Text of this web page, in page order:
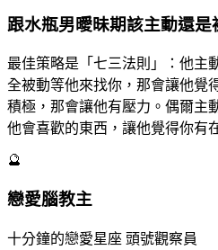
跟水瓶男曖昧期該主動還是
最佳策略是「七三法則」：他主
全被動等他來找你，那會讓他覺
積極，那會讓他有壓力。偶爾主
他會喜歡的東西，讓他覺得你有
🔮
戀愛腦教主
十分鐘的戀愛星座 頭號觀察員